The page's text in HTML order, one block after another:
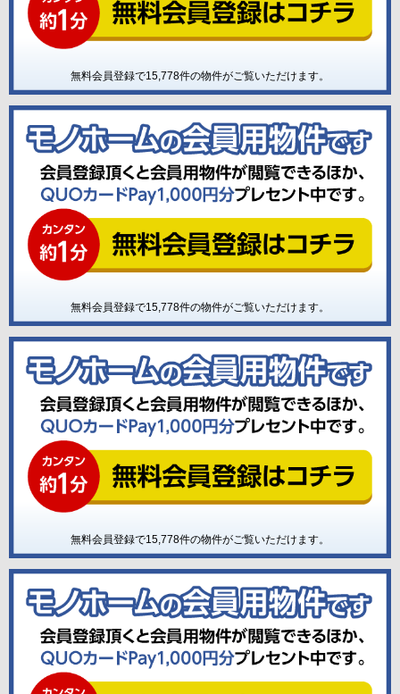
無料会員登録で15,778件の物件がご覧いただけます。
無料会員登録で15,778件の物件がご覧いただけます。
無料会員登録で15,778件の物件がご覧いただけます。